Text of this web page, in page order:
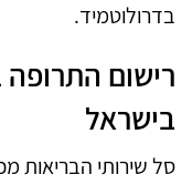
בדרולוטמיד.
רישום
בישראל
סל שירותי הבריאות